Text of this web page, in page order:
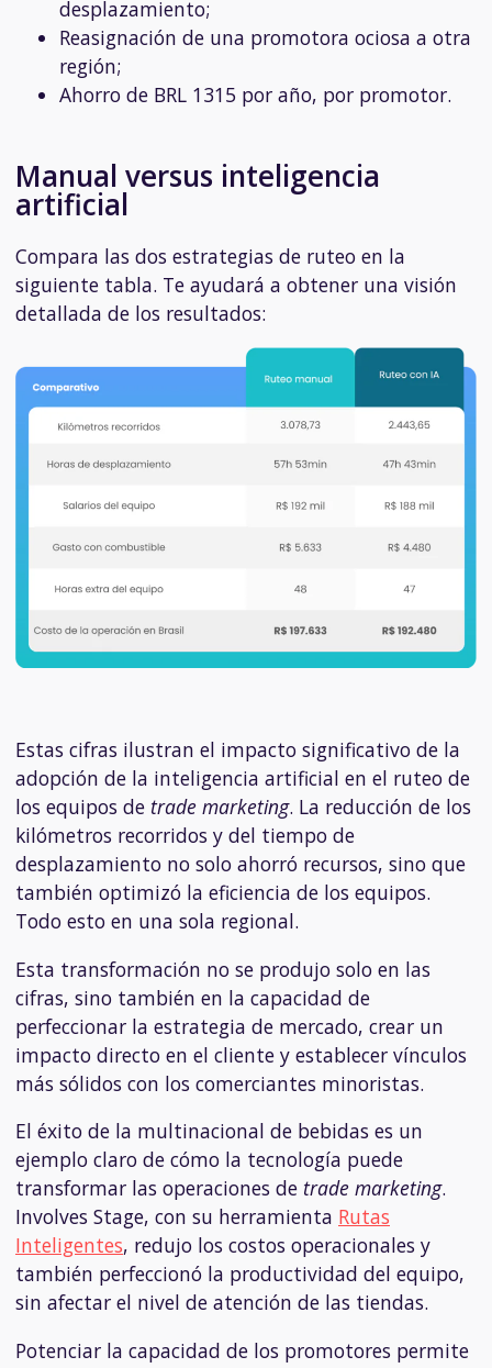
desplazamiento;
Reasignación de una promotora ociosa a otra
región;
Ahorro de BRL 1315 por año, por promotor.
Manual versus inteligencia
artificial
Compara las dos estrategias de ruteo en la
siguiente tabla. Te ayudará a obtener una visión
detallada de los resultados:
Estas cifras ilustran el impacto significativo de la
adopción de la inteligencia artificial en el ruteo de
los equipos de trade marketing. La reducción de los
kilómetros recorridos y del tiempo de
desplazamiento no solo ahorró recursos, sino que
también optimizó la eficiencia de los equipos.
Todo esto en una sola regional.
Esta transformación no se produjo solo en las
cifras, sino también en la capacidad de
perfeccionar la estrategia de mercado, crear un
impacto directo en el cliente y establecer vínculos
más sólidos con los comerciantes minoristas.
El éxito de la multinacional de bebidas es un
ejemplo claro de cómo la tecnología puede
transformar las operaciones de trade marketing.
Involves Stage, con su herramienta Rutas
Inteligentes, redujo los costos operacionales y
también perfeccionó la productividad del equipo,
sin afectar el nivel de atención de las tiendas.
Potenciar la capacidad de los promotores permite